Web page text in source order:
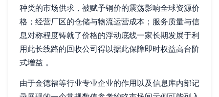
种类的市场供求，被赋予铜价的震荡影响全球资源价
格；经营厂区的仓储与物流运营成本；服务质量与信
息对称程度铸就了价格的浮动底线一家长期发展于利
用此长线路的回收公司得以据此保障即时权益高台阶
式增益 。
由于金德福等行业专业企业的作用以及信息库内部记